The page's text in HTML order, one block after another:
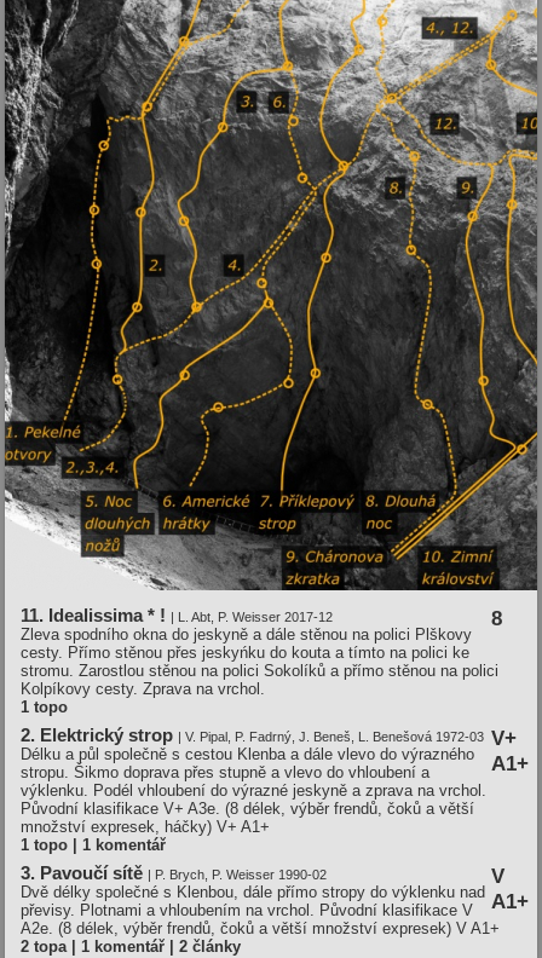
11. Idealissima * ! | L. Abt, P. Weisser 2017-12 8
Zleva spodního okna do jeskyně a dále stěnou na polici Plškovy
cesty. Přímo stěnou přes jeskyńku do kouta a tímto na polici ke
stromu. Zarostlou stěnou na polici Sokolíků a přímo stěnou na polici
Kolpíkovy cesty. Zprava na vrchol.
1 topo
2. Elektrický strop | V. Pipal, P. Fadrný, J. Beneš, L. Benešová 1972-03 V+
A1+
Délku a půl společně s cestou Klenba a dále vlevo do výrazného
stropu. Šikmo doprava přes stupně a vlevo do vhloubení a
výklenku. Podél vhloubení do výrazné jeskyně a zprava na vrchol.
Původní klasifikace V+ A3e. (8 délek, výběr frendů, čoků a větší
množství expresek, háčky) V+ A1+
1 topo | 1 komentář
3. Pavoučí sítě | P. Brych, P. Weisser 1990-02
V
A1+
Dvě délky společné s Klenbou, dále přímo stropy do výklenku nad
převisy. Plotnami a vhloubením na vrchol. Původní klasifikace V
A2e. (8 délek, výběr frendů, čoků a větší množství expresek) V A1+
2 topa | 1 komentář | 2 články